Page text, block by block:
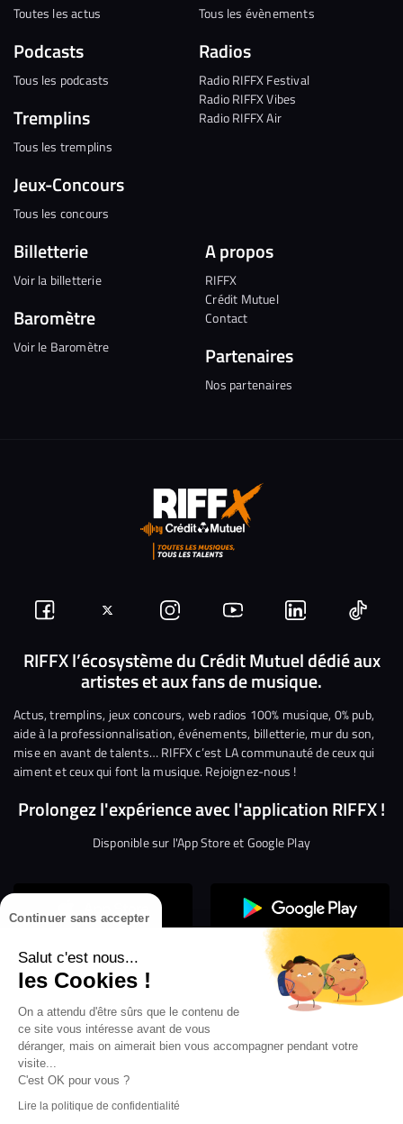
Continuer sans accepter
Salut c'est nous...
les Cookies !
On a attendu d'être sûrs que le contenu de
ce site vous intéresse avant de vous
déranger, mais on aimerait bien vous accompagner pendant votre
visite...
C'est OK pour vous ?
Lire la politique de confidentialité
Toutes les actus
Podcasts
Tous les podcasts
Tremplins
Tous les tremplins
Jeux-Concours
Tous les concours
Tous les évènements
Radios
Radio RIFFX Festival
Radio RIFFX Vibes
Radio RIFFX Air
Billetterie
Voir la billetterie
Baromètre
Voir le Baromètre
A propos
RIFFX
Crédit Mutuel
Contact
Partenaires
Nos partenaires
Suivez-
nous
Facebook
Suivez-
nous
sur
Twitter
Nous
rejoindre
sur
Instagram
Nous
rejoindre
sur
YouTube
Nous
rejoindre
sur
Linkedin
Nous
RIFFX l’écosystème du Crédit Mutuel dédié aux
artistes et aux fans de musique.
Actus, tremplins, jeux concours, web radios 100% musique, 0% pub,
aide à la professionnalisation, événements, billetterie, mur du son,
mise en avant de talents… RIFFX c’est LA communauté de ceux qui
aiment et ceux qui font la musique. Rejoignez-nous !
Prolongez l'expérience avec l'application RIFFX !
Disponible sur l'App Store et Google Play
Confidentialité
Gestion des cookies
Conditions générales d’utilisation
Mentions légales
les webradios RIFFX
en exclusivité sur VIBES le titre de la révé